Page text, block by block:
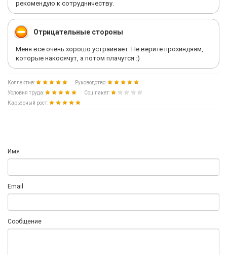
рекомендую к сотрудничеству.
Отрицательные стороны
Меня все очень хорошо устраивает. Не верите прохиндяям,
которые накосячут, а потом плачутся :)
Коллектив:
Руководство:
Условия труда:
Соц.пакет:
Карьерный рост:
Имя
Email
Сообщение